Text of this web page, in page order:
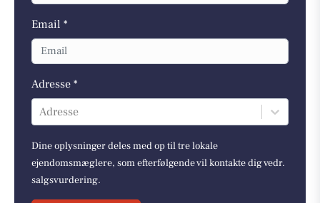
Email *
Adresse *
Adresse
Dine oplysninger deles med op til tre lokale
ejendomsmæglere, som efterfølgende vil kontakte dig vedr.
salgsvurdering.